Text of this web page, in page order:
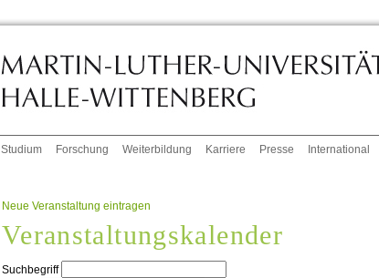
Studium Forschung Weiterbildung Karriere Presse International
Neue Veranstaltung eintragen
Veranstaltungskalender
Suchbegriff